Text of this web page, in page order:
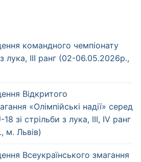
командного чемпіонату
лука, ІІІ ранг (02-06.05.2026р.,
Відкритого
«Олімпійські надії» серед
зі стрільби з лука, ІІІ, IV ранг
м. Львів)
Всеукраїнського змагання